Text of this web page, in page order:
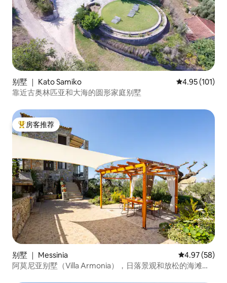
别墅 ｜ Kato Samiko 平均评分 4.95
4.95 (101)
靠近古奥林匹亚和大海的圆形家庭别墅
热门「房客推荐」
房客推荐
别墅 ｜ Messinia 平均评分
4.97 (58)
阿莫尼亚别墅（Villa Armonia），日落景观和放松的海滩氛